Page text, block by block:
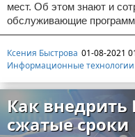
мест. Об этом знают и
обслуживающие
Ксения Быстрова 01-08-2021
Информационные технологии
Как внедрить
сжатые сроки